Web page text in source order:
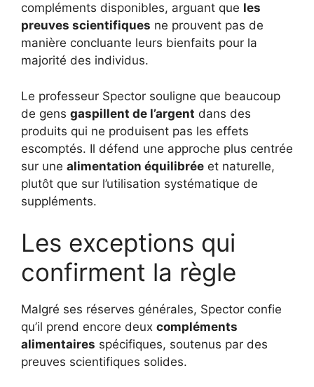
compléments disponibles, arguant que les
preuves scientifiques ne prouvent pas de
manière concluante leurs bienfaits pour la
majorité des individus.
Le professeur Spector souligne que beaucoup
de gens gaspillent de l’argent dans des
produits qui ne produisent pas les effets
escomptés. Il défend une approche plus centrée
sur une alimentation équilibrée et naturelle,
plutôt que sur l’utilisation systématique de
suppléments.
Les exceptions qui
confirment la règle
Malgré ses réserves générales, Spector confie
qu’il prend encore deux compléments
alimentaires spécifiques, soutenus par des
preuves scientifiques solides.